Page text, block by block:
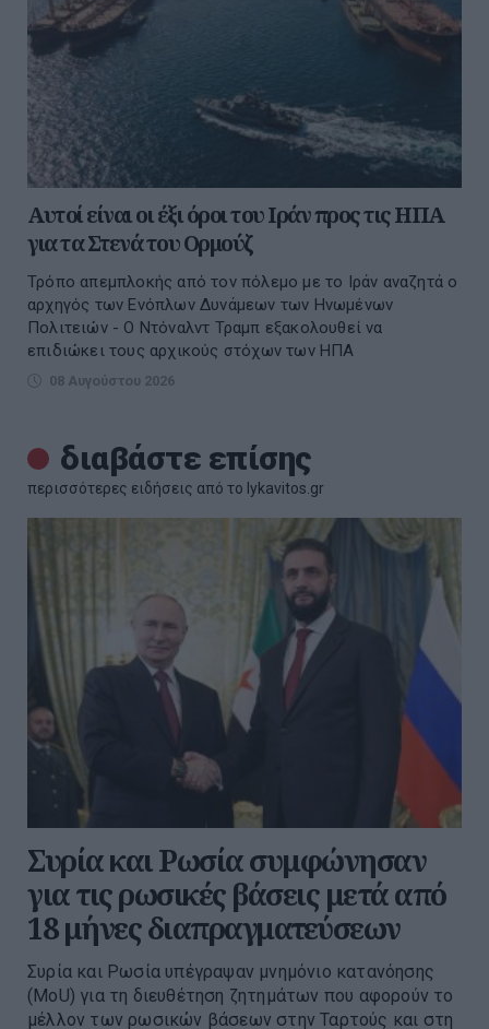
Αυτοί είναι οι έξι όροι του Ιράν προς τις ΗΠΑ
για τα Στενά του Ορμούζ
Τρόπο απεμπλοκής από τον πόλεμο με το Ιράν αναζητά ο
αρχηγός των Ενόπλων Δυνάμεων των Ηνωμένων
Πολιτειών - Ο Ντόναλντ Τραμπ εξακολουθεί να
επιδιώκει τους αρχικούς στόχων των ΗΠΑ
08 Αυγούστου 2026
διαβάστε επίσης
περισσότερες ειδήσεις από το lykavitos.gr
Συρία και Ρωσία συμφώνησαν
για τις ρωσικές βάσεις μετά από
18 μήνες διαπραγματεύσεων
Συρία και Ρωσία υπέγραψαν μνημόνιο κατανόησης
(MoU) για τη διευθέτηση ζητημάτων που αφορούν το
μέλλον των ρωσικών βάσεων στην Ταρτούς και στη